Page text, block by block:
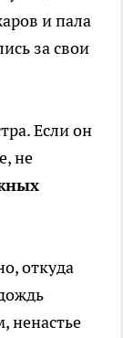
и пала
за свои
Если он
не
откуда
ненастье